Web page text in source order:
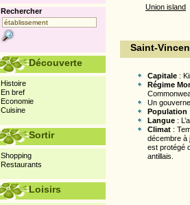
Union island
Saint-
Capitale:
Régime
Un
Population
Langue:
Climat:
décembre à
est protégé
antillais.
Rechercher
Découverte
Histoire
En bref
Economie
Cuisine
Sortir
Shopping
Restaurants
Loisirs